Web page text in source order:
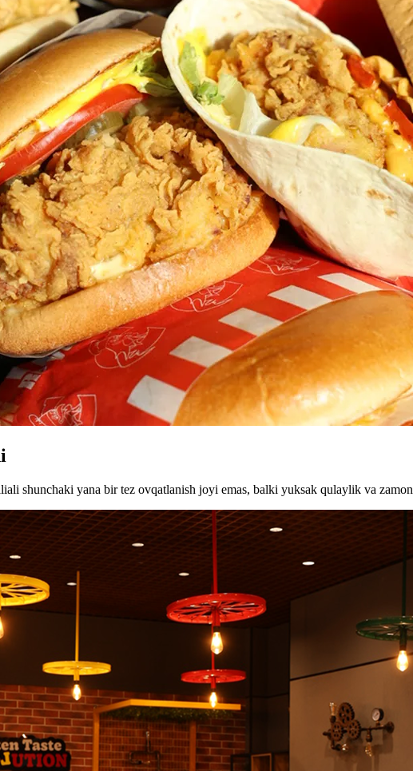
shunchaki yana bir tez ovqatlanish joyi emas, balki yuksak qulaylik va